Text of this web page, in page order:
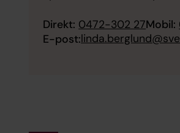
Direkt: 0472-302 27Mobil:
E-post: